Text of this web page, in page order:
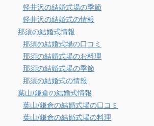
軽井沢の結婚式場の季節
軽井沢の結婚式の情報
那須の結婚式情報
那須の結婚式場の口コミ
那須の結婚式場のお料理
那須の結婚式場の季節
那須の結婚式の情報
葉山/鎌倉の結婚式情報
葉山/鎌倉の結婚式場の口コミ
葉山/鎌倉の結婚式場の料理